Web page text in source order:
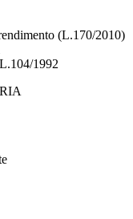
(L.170/2010)
1992